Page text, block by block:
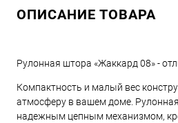
ОПИСАНИЕ ТОВАРА
Рулонная штора «Жаккард 08» -
Компактность и малый вес
атмосферу в вашем доме.
надежным цепным механизмом,